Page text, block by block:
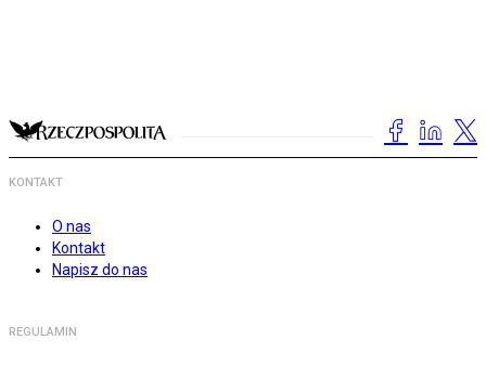
KONTAKT
O nas
Kontakt
Napisz do nas
REGULAMIN